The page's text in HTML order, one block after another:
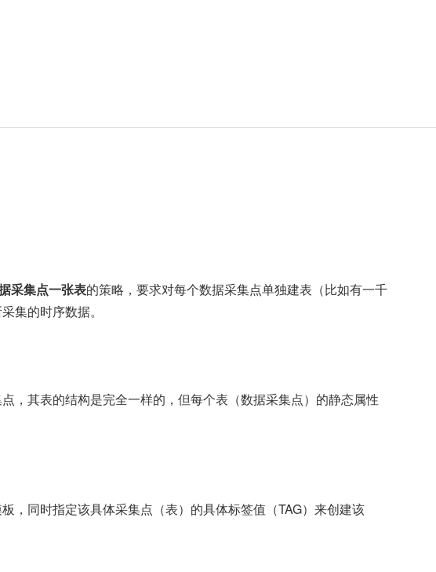
采集点一张表的策略，要求对每个数据采集点单独建表（比如有一千
集的时序数据。
，其表的结构是完全一样的，但每个表（数据采集点）的静态属性
，同时指定该具体采集点（表）的具体标签值（TAG）来创建该